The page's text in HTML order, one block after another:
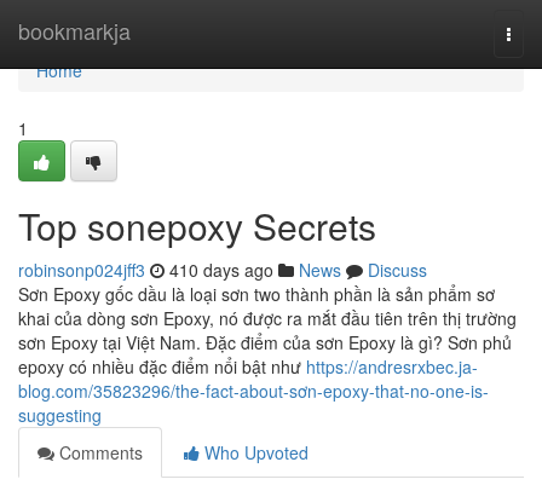
bookmarkja
Home
Home
1
Top sonepoxy Secrets
robinsonp024jff3 410 days ago News
Discuss
Sơn Epoxy gốc dầu là loại sơn two thành phần là sản phẩm sơ
khai của dòng sơn Epoxy, nó được ra mắt đầu tiên trên thị trường
sơn Epoxy tại Việt Nam. Đặc điểm của sơn Epoxy là gì? Sơn phủ
epoxy có nhiều đặc điểm nổi bật như https://andresrxbec.ja-
blog.com/35823296/the-fact-about-sơn-epoxy-that-no-one-is-
suggesting
Comments
Who Upvoted